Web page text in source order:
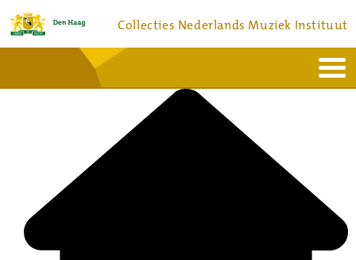
Collecties Nederlands Muziek Instituut
Bronnen en collecties